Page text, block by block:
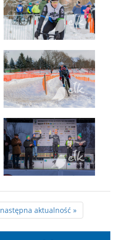
następna aktualność »